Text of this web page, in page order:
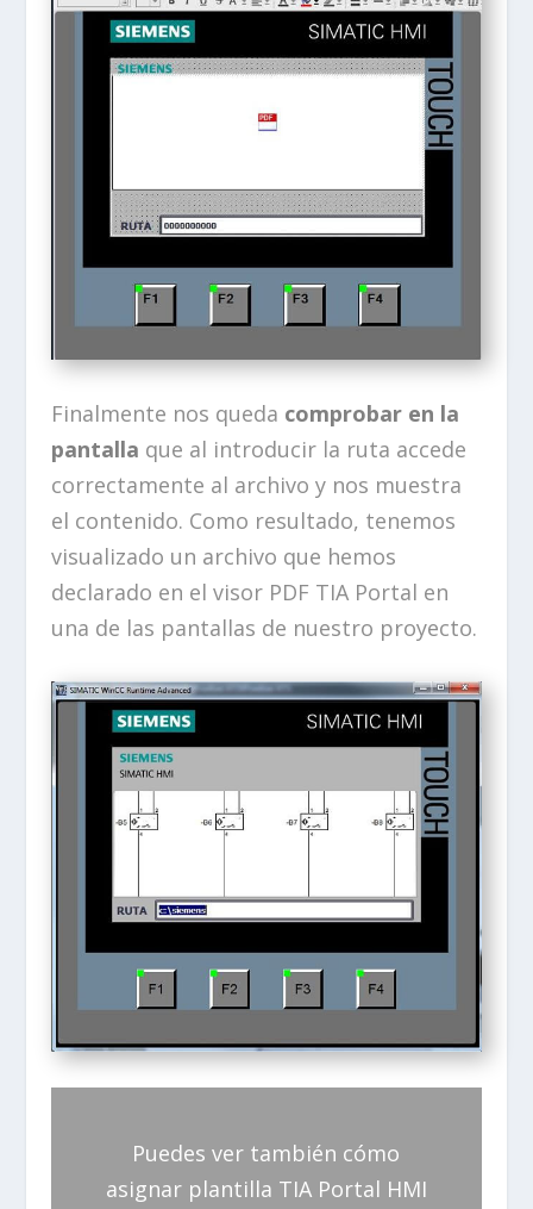
Finalmente nos queda comprobar en la
pantalla que al introducir la ruta accede
correctamente al archivo y nos muestra
el contenido. Como resultado, tenemos
visualizado un archivo que hemos
declarado en el visor PDF TIA Portal en
una de las pantallas de nuestro proyecto.
Puedes ver también cómo
asignar plantilla TIA Portal HMI